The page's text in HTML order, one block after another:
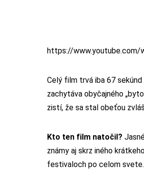
https://www.youtube.com/
Celý film trvá iba 67 sekúnd
zachytáva obyčajného
zistí, že sa stal obeťou
Kto ten film natočil?
známy aj skrz iného
festivaloch po celom svete.